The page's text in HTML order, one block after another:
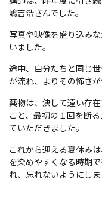
嶋吉浩さんでした。
写真や映像を盛り込み
いました。
途中、自分たちと同じ
が流れ、よりその怖さ
薬物は、決して遠い存
こと、最初の１回を断
ていただきました。
これから迎える夏休み
を染めやすくなる時期
れ、忘れないようにしま